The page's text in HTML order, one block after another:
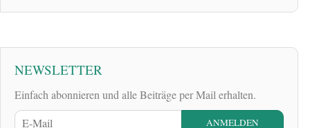
NEWSLETTER
Einfach abonnieren und alle Beiträge per Mail erhalten.